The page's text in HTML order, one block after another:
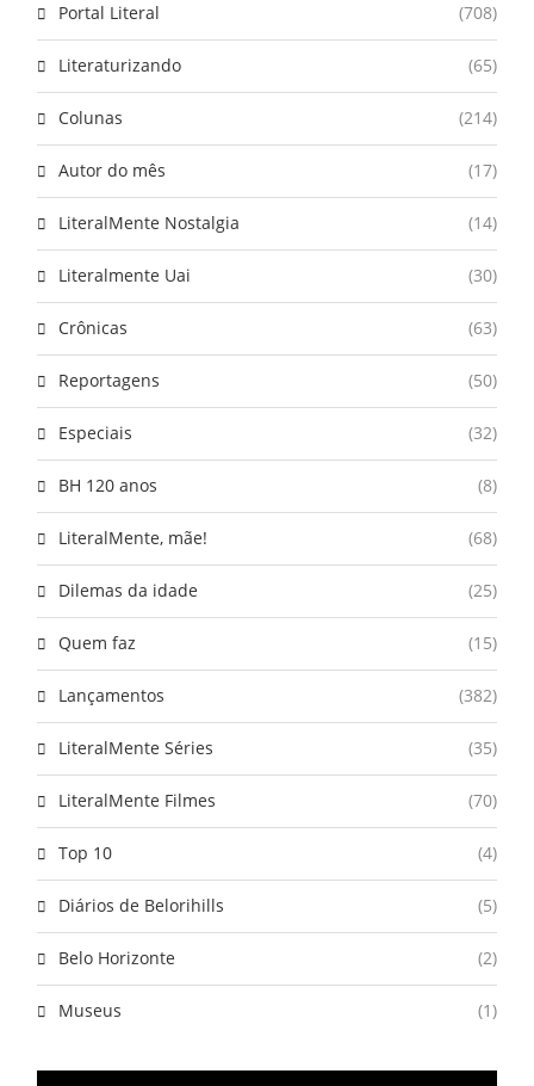
Portal Literal (708)
Literaturizando (65)
Colunas (214)
Autor do mês (17)
LiteralMente Nostalgia (14)
Literalmente Uai (30)
Crônicas (63)
Reportagens (50)
Especiais (32)
BH 120 anos (8)
LiteralMente, mãe! (68)
Dilemas da idade (25)
Quem faz (15)
Lançamentos (382)
LiteralMente Séries (35)
LiteralMente Filmes (70)
Top 10 (4)
Diários de Belorihills (5)
Belo Horizonte (2)
Museus (1)